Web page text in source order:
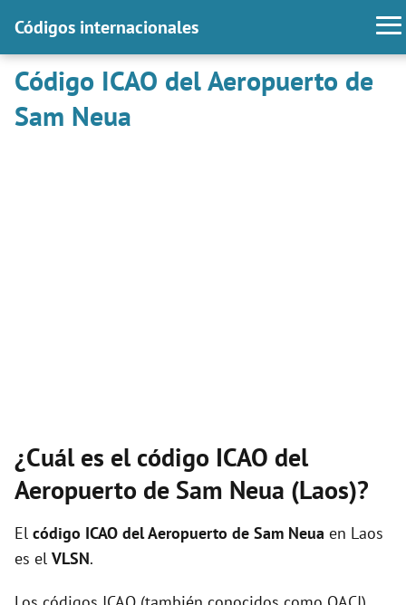
Códigos internacionales
Código ICAO del Aeropuerto de
Sam Neua
¿Cuál es el código ICAO del
Aeropuerto de Sam Neua (Laos)?
El código ICAO delAeropuerto de Sam Neua en Laos
es el VLSN.